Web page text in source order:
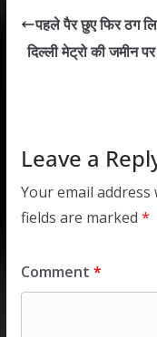
s
A
b
o
पहले पैर छुए फिर ठग
दिल्ली मेट्रो की जमीन
Leave a
Your email
fields are marked *
Comment *